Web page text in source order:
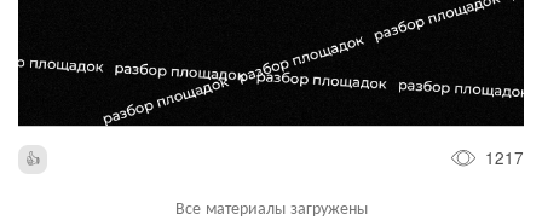
1217
Все материалы загружены